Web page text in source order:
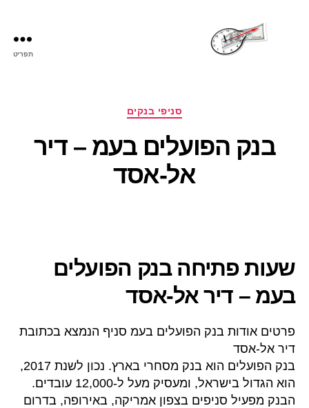
תפריט
קטגוריות
סניפי בנקים
בנק הפועלים בעמ – דיר
אל-אסד
שעות פתיחה בנק הפועלים
בעמ – דיר אל-אסד
פרטים אודות בנק הפועלים בעמ סניף הנמצא בכתובת
דיר אל-אסד
בנק הפועלים הוא בנק מסחרי בארץ. נכון לשנת 2017,
הוא הגדול בישראל, ומעסיק מעל ל-12,000 עובדים.
הבנק מפעיל סניפים בצפון אמריקה, באירופה, בדרום